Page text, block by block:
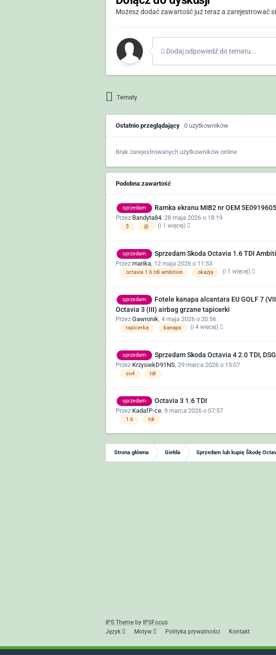
Możesz dodać zawartość już teraz a zarejestrować
Dodaj odpowiedź do tematu...
Tematy
Ostatnio przeglądający 0 użytkowników
Brak zarejestrowanych użytkowników online
Podobna zawartość
sprzedam Ramka ekranu MIB2 nr OEM 5E0919605
Przez Bandyta84, 28 maja 2026 o 18:19
$ @ (i 1 więcej)
sprzedam Sprzedam Skoda Octavia 1.6 TDI
Przez marika, 12 maja 2026 o 11:53
octavia 1.6 tdi ambition okazja (i 1 więcej)
sprzedam
Fotele kanapa alcantara EU GOLF 7
Octavia 3 (III) airbag grzane tapicerki
Przez Gawronik, 4 maja 2026 o 20:56
tapicerka kanapa (i 4 więcej)
sprzedam Sprzedam Skoda Octavia 4 2.0 TDI,
Przez KrzysiekD91NS, 29 marca 2026 o 15:07
so4 tdi
sprzedam Octavia 3 1.6 TDI
Przez KadafP-ce, 9 marca 2026 o 07:57
1.6 tdi
Strona główna Giełda Sprzedam lub kupię Škodę
IPS Themeby IPSFocus
Język
Motyw Polityka prywatności Kontakt